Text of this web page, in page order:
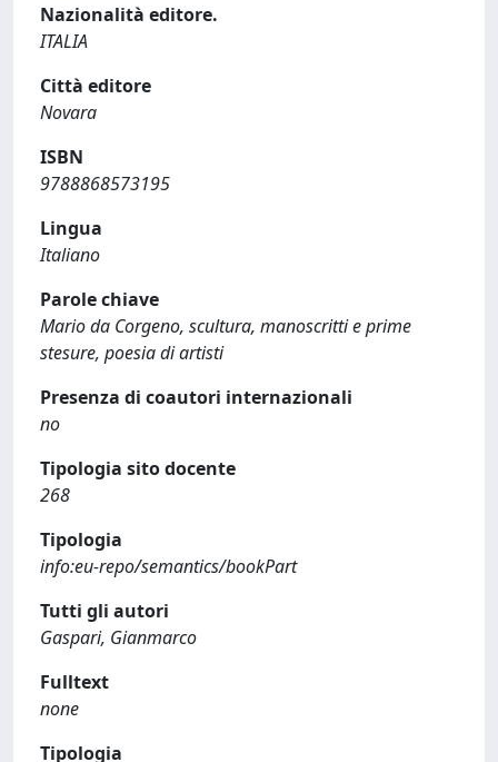
Nazionalità editore.
ITALIA
Città editore
Novara
ISBN
9788868573195
Lingua
Italiano
Parole chiave
Mario da Corgeno, scultura, manoscritti e prime
stesure, poesia di artisti
Presenza di coautori internazionali
no
Tipologia sito docente
268
Tipologia
info:eu-repo/semantics/bookPart
Tutti gli autori
Gaspari, Gianmarco
Fulltext
none
Tipologia